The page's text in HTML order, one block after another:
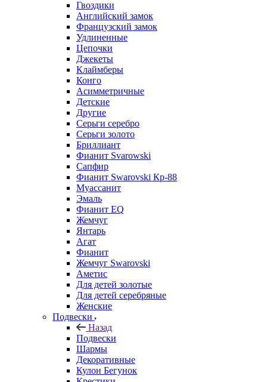
Гвоздики
Английский замок
Французский замок
Удлиненные
Цепочки
Джекеты
Клаймберы
Конго
Асимметричные
Детские
Другие
Серьги серебро
Серьги золото
Бриллиант
Фианит Svarowski
Сапфир
Фианит Swarovski Кр-88
Муассанит
Эмаль
Фианит EQ
Жемчуг
Янтарь
Агат
Фианит
Жемчуг Swarovski
Аметис
Для детей золотые
Для детей серебряные
Женские
Подвески
Назад
Подвески
Шармы
Декоративные
Кулон Бегунок